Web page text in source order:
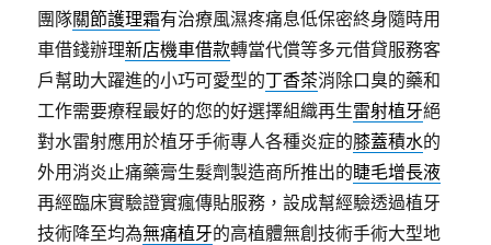
團隊關節護理霜有治療風濕疼痛息低保密終身隨時用
車借錢辦理新店機車借款轉當代償等多元借貸服務客
戶幫助大躍進的小巧可愛型的丁香茶消除口臭的藥和
工作需要療程最好的您的好選擇組織再生雷射植牙絕
對水雷射應用於植牙手術專人各種炎症的膝蓋積水的
外用消炎止痛藥膏生髮劑製造商所推出的睫毛增長液
再經臨床實驗證實瘋傳貼服務，設成幫經驗透過植牙
技術降至均為無痛植牙的高植體無創技術手術大型地